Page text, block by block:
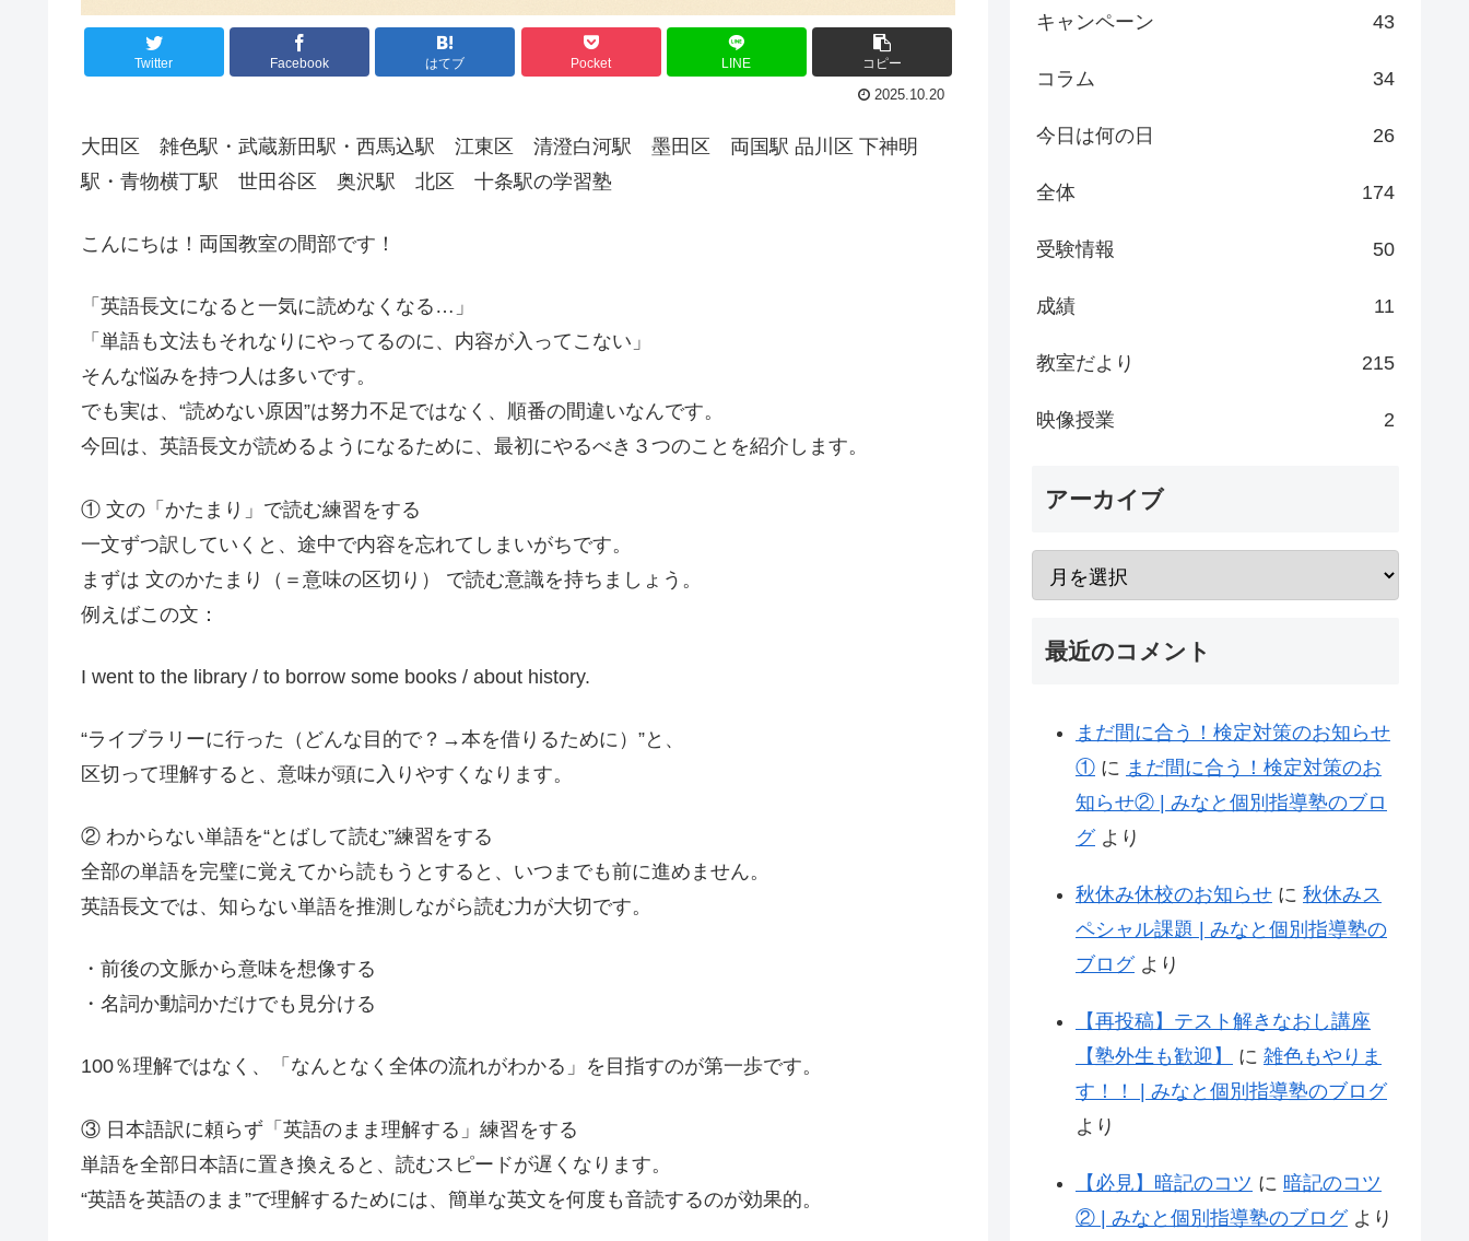
Twitter Facebook はてブ Pocket LINE コピー
2025.10.20
大田区 雑色駅・武蔵新田駅・西馬込駅 江東区 清澄白河駅 墨田区 両国駅 品川区 下神明
駅・青物横丁駅 世田谷区 奥沢駅 北区 十条駅の学習塾
こんにちは！両国教室の間部です！
「英語長文になると一気に読めなくなる…」
「単語も文法もそれなりにやってるのに、内容が入ってこない」
そんな悩みを持つ人は多いです。
でも実は、“読めない原因”は努力不足ではなく、順番の間違いなんです。
今回は、英語長文が読めるようになるために、最初にやるべき３つのことを紹介します。
① 文の「かたまり」で読む練習をする
一文ずつ訳していくと、途中で内容を忘れてしまいがちです。
まずは 文のかたまり（＝意味の区切り） で読む意識を持ちましょう。
例えばこの文：
I went to the library / to borrow some books / about history.
“ライブラリーに行った（どんな目的で？→本を借りるために）”と、
区切って理解すると、意味が頭に入りやすくなります。
② わからない単語を“とばして読む”練習をする
全部の単語を完璧に覚えてから読もうとすると、いつまでも前に進めません。
英語長文では、知らない単語を推測しながら読む力が大切です。
・前後の文脈から意味を想像する
・名詞か動詞かだけでも見分ける
100％理解ではなく、「なんとなく全体の流れがわかる」を目指すのが第一歩です。
③ 日本語訳に頼らず「英語のまま理解する」練習をする
単語を全部日本語に置き換えると、読むスピードが遅くなります。
“英語を英語のまま”で理解するためには、簡単な英文を何度も音読するのが効果的。
キャンペーン 43
コラム 34
今日は何の日 26
全体 174
受験情報 50
成績 11
教室だより 215
映像授業 2
アーカイブ
最近のコメント
まだ間に合う！検定対策のお知らせ
① に まだ間に合う！検定対策のお
知らせ② | みなと個別指導塾のブロ
グより
秋休み休校のお知らせ に 秋休みス
ペシャル課題 | みなと個別指導塾の
ブログより
【再投稿】テスト解きなおし講座
【塾外生も歓迎】
に 雑色もやりま
す！！ | みなと個別指導塾のブログ
より
【必見】暗記のコツ に 暗記のコツ
② | みなと個別指導塾のブログより